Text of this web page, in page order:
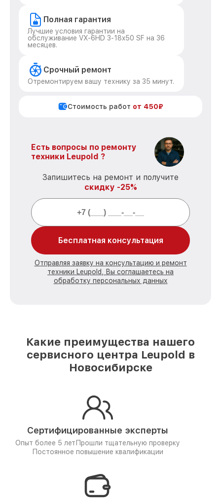
Полная гарантия
Лучшие условия гарантии на
обслуживание VX-6HD 3-18x50 SF на 36
месяцев.
Срочный ремонт
Отремонтируем вашу технику за 35 минут.
Стоимость работ от 450₽
Есть вопросы по ремонту
техники Leupold ?
Запишитесь на ремонт и получите
скидку -25%
Бесплатная консультация
Отправляя заявку на консультацию и ремонт
техники Leupold, Вы соглашаетесь на
обработку персональных данных
Какие преимущества нашего
сервисного центра Leupold в
Новосибирске
Сертифицированные эксперты
Опыт более 5 лет Прошли тщательную проверку
Постоянное повышение квалификации